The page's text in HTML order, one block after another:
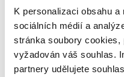
K personalizaci obsahu
sociálních médií a
stránka soubory
vyžadován váš souhlas.
partnery udělujete
jsme pro vás
549 Kč